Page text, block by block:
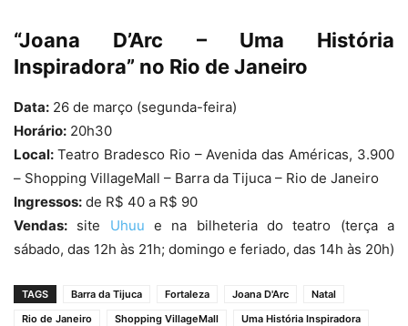
“Joana D’Arc – Uma História
Inspiradora” no Rio de Janeiro
Data: 26 de março (segunda-feira)
Horário: 20h30
Local: Teatro Bradesco Rio – Avenida das Américas, 3.900
– Shopping VillageMall – Barra da Tijuca – Rio de Janeiro
Ingressos: de R$ 40 a R$ 90
Vendas: site Uhuu e na bilheteria do teatro (terça a
sábado, das 12h às 21h; domingo e feriado, das 14h às 20h)
TAGS Barra da Tijuca Fortaleza Joana D'Arc
Natal
Rio de Janeiro
Shopping VillageMall
Uma História Inspiradora